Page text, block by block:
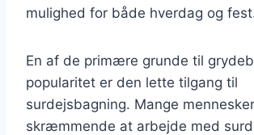
mulighed for både hverdag og
En af de primære grunde til
popularitet er den lette tilgang til
surdejsbagning. Mange
skræmmende at arbejde med